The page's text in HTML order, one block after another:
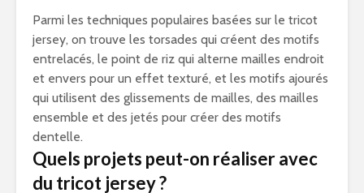
Parmi les techniques populaires basées sur le tricot
jersey, on trouve les torsades qui créent des motifs
entrelacés, le point de riz qui alterne mailles endroit
et envers pour un effet texturé, et les motifs ajourés
qui utilisent des glissements de mailles, des mailles
ensemble et des jetés pour créer des motifs
dentelle.
Quels projets peut-on réaliser avec
du tricot jersey ?